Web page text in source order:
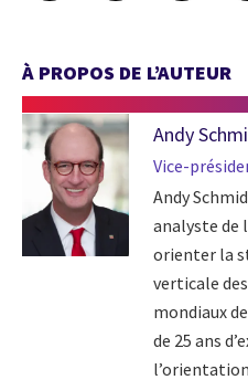
À PROPOS DE L’AUTEUR
Andy
Vice-
Andy
analyste de
orienter la
verticale
mondiaux
de 25 ans